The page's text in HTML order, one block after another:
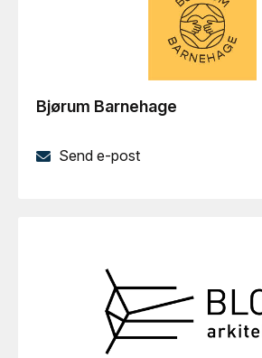
Bjørum Barnehage
Send e-post